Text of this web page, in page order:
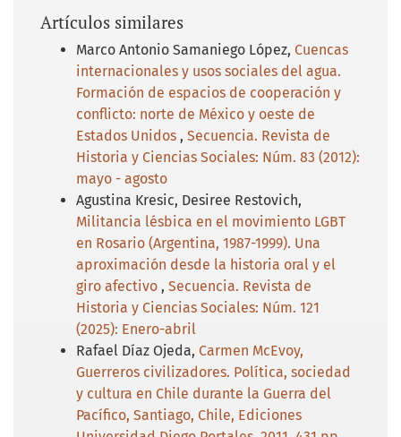
Artículos similares
Marco Antonio Samaniego López, Cuencas
internacionales y usos sociales del agua.
Formación de espacios de cooperación y
conflicto: norte de México y oeste de
Estados Unidos , Secuencia. Revista de
Historia y Ciencias Sociales: Núm. 83 (2012):
mayo - agosto
Agustina Kresic, Desiree Restovich,
Militancia lésbica en el movimiento LGBT
en Rosario (Argentina, 1987-1999). Una
aproximación desde la historia oral y el
giro afectivo , Secuencia. Revista de
Historia y Ciencias Sociales: Núm. 121
(2025): Enero-abril
Rafael Díaz Ojeda, Carmen McEvoy,
Guerreros civilizadores. Política, sociedad
y cultura en Chile durante la Guerra del
Pacífico, Santiago, Chile, Ediciones